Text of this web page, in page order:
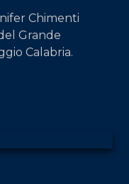
Chimenti
Grande
Calabria.